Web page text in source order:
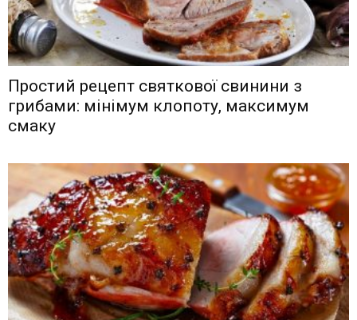
Простий рецепт святкової свинини з
грибами: мінімум клопоту, максимум
смаку